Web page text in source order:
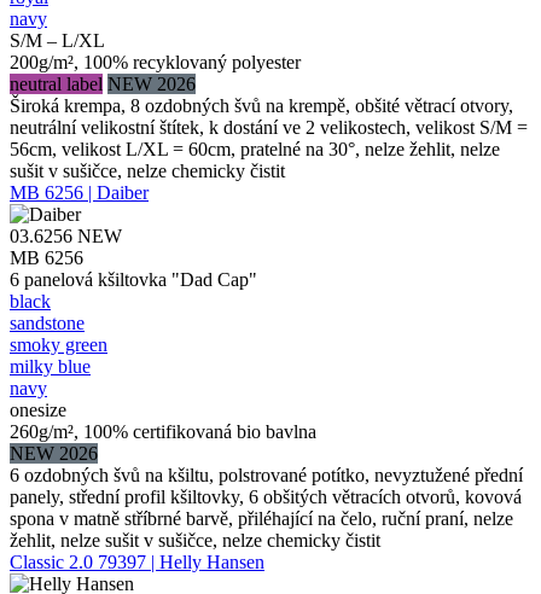
navy
S/M – L/XL
200g/m², 100% recyklovaný polyester
neutral label NEW 2026
Široká krempa, 8 ozdobných švů na krempě, obšité větrací otvory,
neutrální velikostní štítek, k dostání ve 2 velikostech, velikost S/M =
56cm, velikost L/XL = 60cm, pratelné na 30°, nelze žehlit, nelze
sušit v sušičce, nelze chemicky čistit
MB 6256 | Daiber
03.6256 NEW
MB 6256
6 panelová kšiltovka "Dad Cap"
black
sandstone
smoky green
milky blue
navy
onesize
260g/m², 100% certifikovaná bio bavlna
NEW 2026
6 ozdobných švů na kšiltu, polstrované potítko, nevyztužené přední
panely, střední profil kšiltovky, 6 obšitých větracích otvorů, kovová
spona v matně stříbrné barvě, přiléhající na čelo, ruční praní, nelze
žehlit, nelze sušit v sušičce, nelze chemicky čistit
Classic 2.0 79397 | Helly Hansen